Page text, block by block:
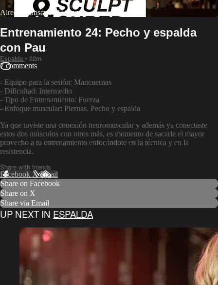
Already subscribed?Sign in
Entrenamiento 24: Pecho y espalda
con Pau
Espalda • 32m
7 comments
- Equipo para la sesión: Mancuernas
- Dificultad: Intermedio
- Tipo de Entrenamiento: Fuerza
- Enfoque muscular: Piernas. Pecho y espalda
Ya que tuviste una conexión neuromuscular y además ya conectaste
estos dos músculos con otros más, es momento de sacarle el mayor
provecho a tu entrenamiento enfocándote en la técnica y en la
resistencia.
Share with friends
Facebook XEmail
Share on Facebook
Share on X
Share via Email
UP NEXT IN ESPALDA